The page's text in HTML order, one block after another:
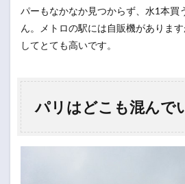
パーもなかなか見つからず、水1本買
ん。メトロの駅には自販機がありま
してとても高いです。
パリはどこも混んで